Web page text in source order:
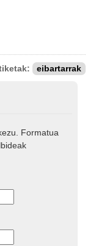
eibartarrak
Formatua